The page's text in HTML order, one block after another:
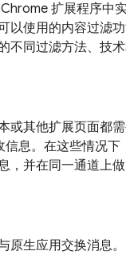
扩展程序中
以使用的内容过滤
不同过滤方法、技术
或其他扩展页面都
息。在这些情况下
，并在同一通道上做
原生应用交换消息。